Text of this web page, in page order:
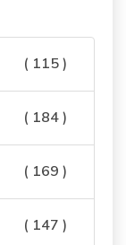
( 115 )
( 184 )
( 169 )
( 147 )